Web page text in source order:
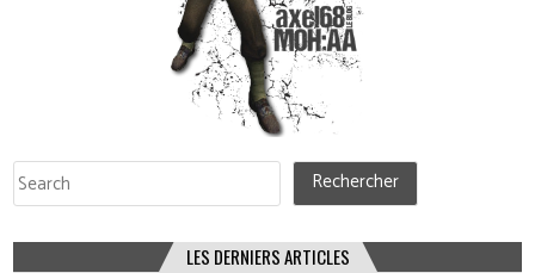
Rechercher Rechercher
LES DERNIERS ARTICLES